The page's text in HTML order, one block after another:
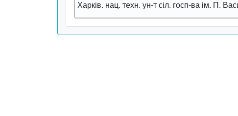
Харків. нац. техн. ун-т сіл. госп-ва ім. П.